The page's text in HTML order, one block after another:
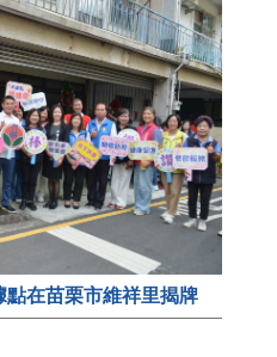
在苗栗市維祥里揭牌